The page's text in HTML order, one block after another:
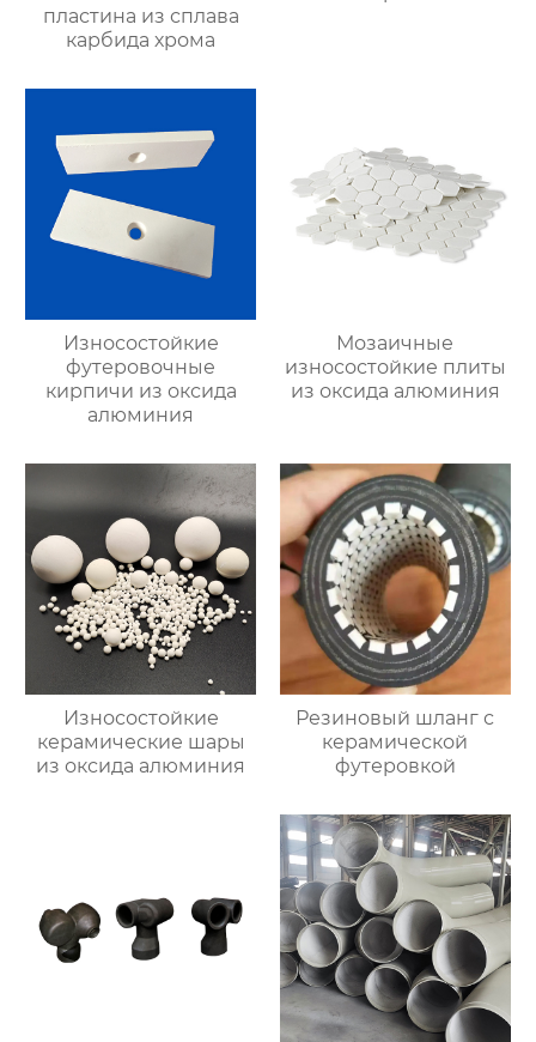
пластина из сплава
карбида хрома
Износостойкие
футеровочные
кирпичи из оксида
алюминия
Мозаичные
износостойкие плиты
из оксида алюминия
Износостойкие
керамические шары
из оксида алюминия
Резиновый шланг с
керамической
футеровкой